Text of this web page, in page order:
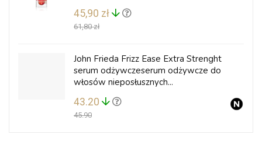
45,90 zł
61,80 zł
John Frieda Frizz Ease Extra Strenght
serum odżywczeserum odżywcze do
włosów nieposłusznych...
43.20
45.90